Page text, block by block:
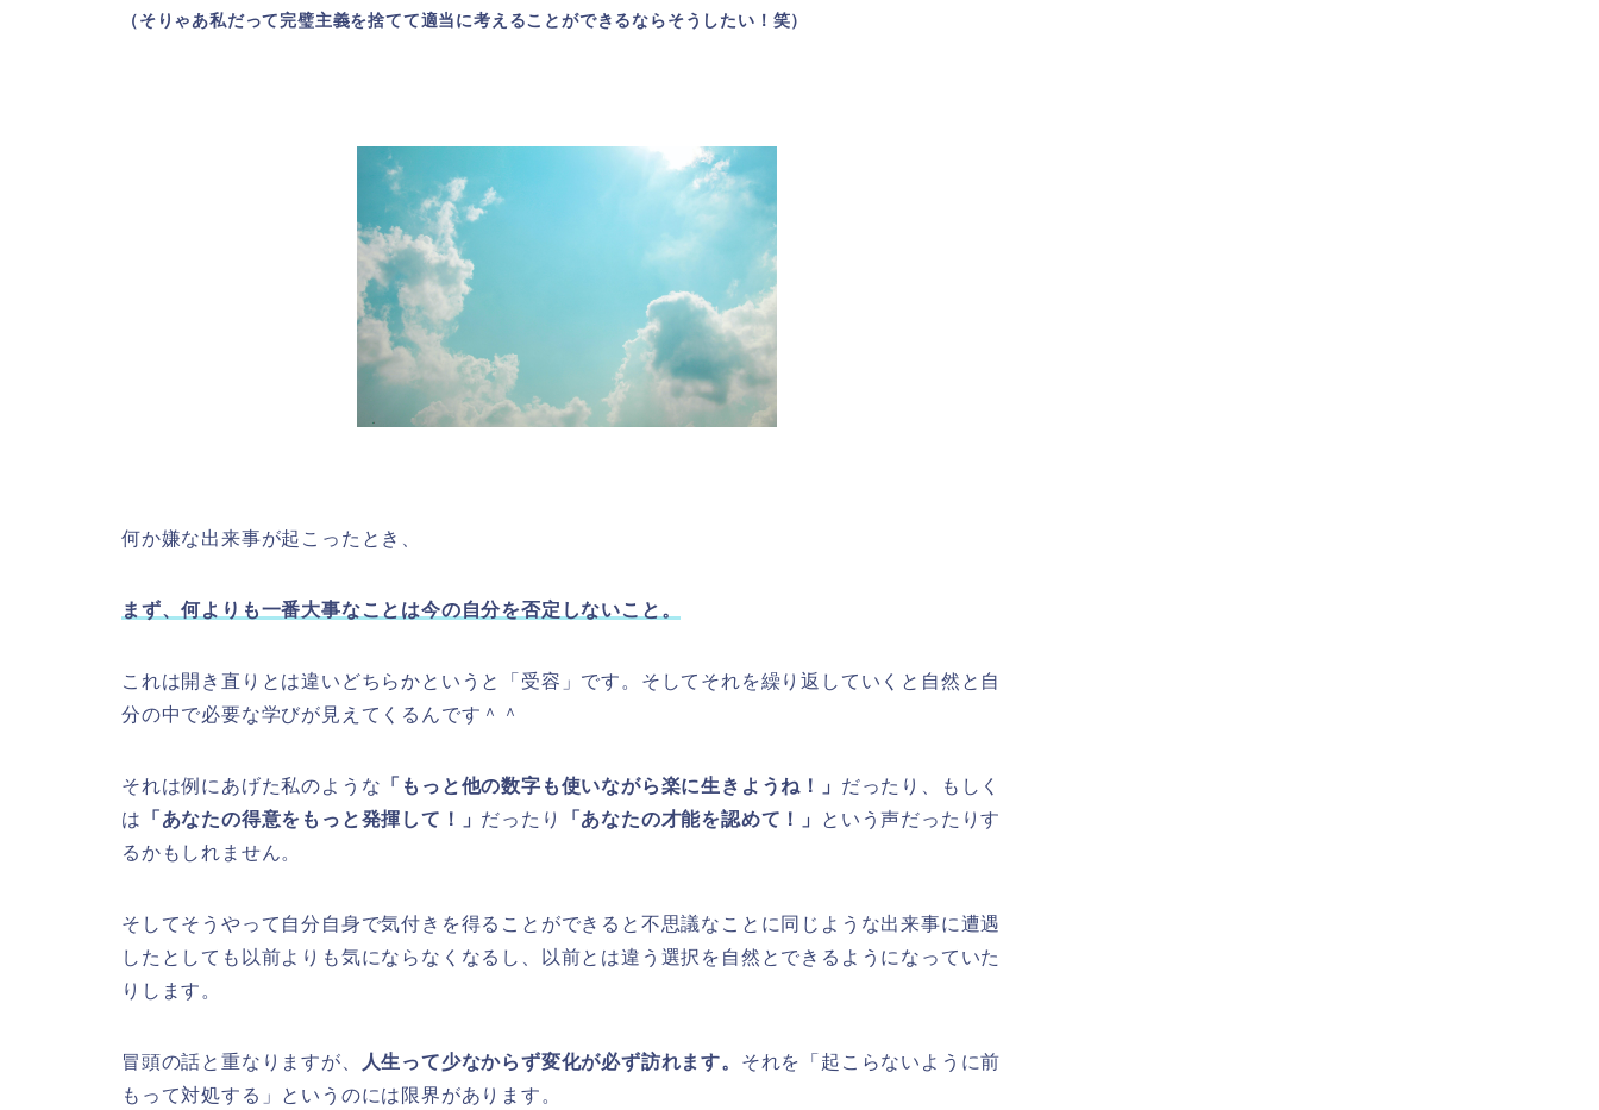
（そりゃあ私だって完璧主義を捨てて適当に考えることができるならそうしたい！笑）
何か嫌な出来事が起こったとき、
まず、何よりも一番大事なことは今の自分を否定しないこと。
これは開き直りとは違いどちらかというと「受容」です。そしてそれを繰り返していくと自然と自
分の中で必要な学びが見えてくるんです＾＾
それは例にあげた私のような 「もっと他の数字も使いながら楽に生きようね！」 だったり、もしく
は
「あなたの得意をもっと発揮して！」 だったり 「あなたの才能を認めて！」
という声だったりす
るかもしれません。
そしてそうやって自分自身で気付きを得ることができると不思議なことに同じような出来事に遭遇
したとしても以前よりも気にならなくなるし、以前とは違う選択を自然とできるようになっていた
りします。
冒頭の話と重なりますが、 人生って少なからず変化が必ず訪れます。 それを「起こらないように前
もって対処する」というのには限界があります。